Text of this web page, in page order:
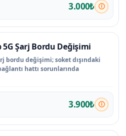
3.000₺
Şarj Bordu Değişimi
bordu değişimi; soket dışındaki
hattı sorunlarında
3.900₺